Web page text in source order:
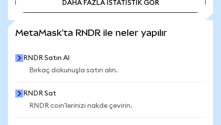
DAHA FAZLA İSTATİSTİK GÖR
MetaMask'ta RNDR ile neler yapılır
RNDR Satın Al
Birkaç dokunuşla satın alın.
RNDR Sat
RNDR coin'lerinizi nakde çevirin.